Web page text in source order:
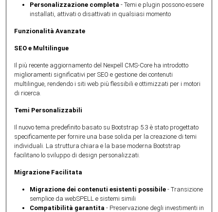
Personalizzazione completa - Temi e plugin possono essere
installati, attivati o disattivati in qualsiasi momento
Funzionalità Avanzate
SEO e Multilingue
Il più recente aggiornamento del Nexpell CMS-Core ha introdotto
miglioramenti significativi per SEO e gestione dei contenuti
multilingue, rendendo i siti web più flessibili e ottimizzati per i motori
di ricerca.
Temi Personalizzabili
Il nuovo tema predefinito basato su Bootstrap 5.3 è stato progettato
specificamente per fornire una base solida per la creazione di temi
individuali. La struttura chiara e la base moderna Bootstrap
facilitano lo sviluppo di design personalizzati.
Migrazione Facilitata
Migrazione dei contenuti esistenti possibile - Transizione
semplice da webSPELL e sistemi simili
Compatibilità garantita - Preservazione degli investimenti in